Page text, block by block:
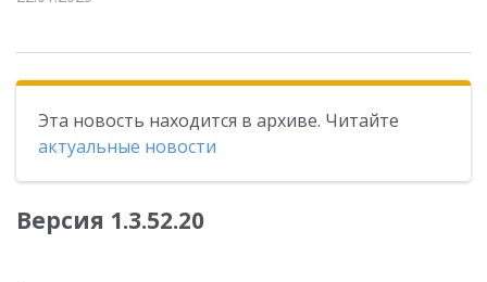
Эта новость находится в архиве. Читайте
актуальные новости
Версия 1.3.52.20